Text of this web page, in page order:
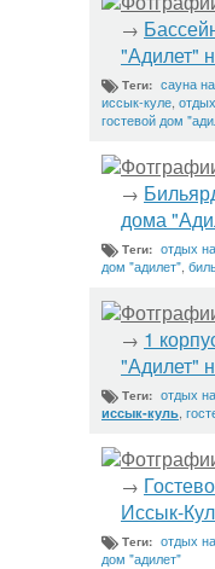
→
"Адилет"
Теги: сауна
иссык-куле
гостевой дом
→
дома
Теги: отдых
дом "адилет"
→ 1
"Адилет"
Теги: отдых
иссык-куль
→
Иссык-
Теги: отдых
дом "адилет"